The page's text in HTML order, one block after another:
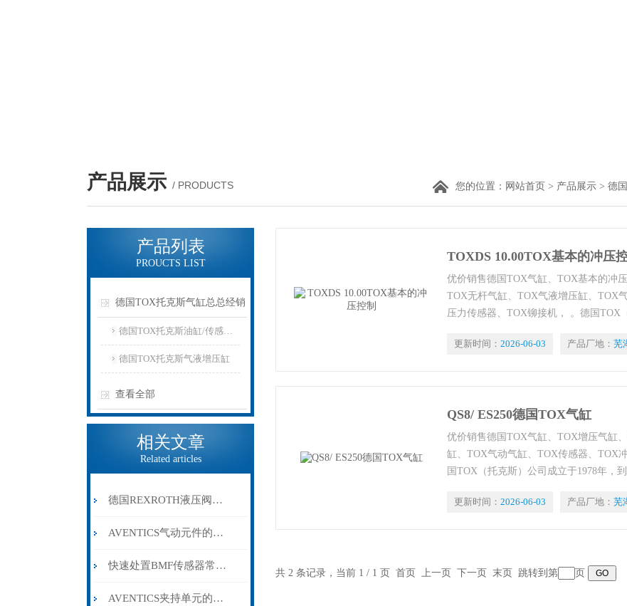
产品展示 / PRODUCTS 您的位置： 网站首页 > 产品展示 > 德
产品列表
PROUCTS LIST
德国TOX托克斯气缸总总经销
德国TOX托克斯油缸/传感器/电缆
德国TOX托克斯气液增压缸
查看全部
相关文章
Related articles
德国REXROTH液压阀的分类
AVENTICS气动元件的规范安装方法分享
快速处置BMF传感器常见故障是保障系统稳定运行的关键
AVENTICS夹持单元的常见故障相应解决方法
TOXDS 10.00TOX基本的冲压
优价销售德国TOX气缸、TOX基本的冲
TOX无杆气缸、TOX气液增压缸、TOX
压力传感器、TOX铆接机， 。德国TOX
更新时间： 2026-06-03 产品厂地： 芜
QS8/ ES250德国TOX气缸
优价销售德国TOX气缸、TOX增压气缸
缸、TOX气动气缸、TOX传感器、TOX
国TOX（托克斯）公司成立于1978年，
更新时间： 2026-06-03 产品厂地： 芜
共 2 条记录，当前 1 / 1 页 首页 上一页 下一页 末页 跳转到第 页